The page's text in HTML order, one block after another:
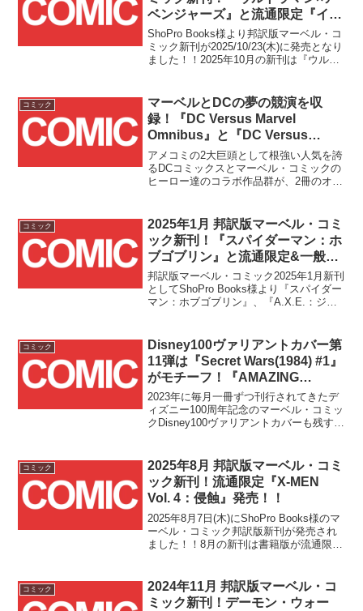
ベンジャーズ』と流通限定『イモ
ータルX-MEN Vol. 3:不和』が発
売！！
ShoPro Books様より邦訳版マーベル・コ
ミック新刊が2025/10/23(木)に発売となり
ました！！2025年10月の新刊は『ウルト
す！！『ウルト...
コミック
マーベルとDCの夢の競演を収
録！『DC Versus Marvel
Omnibus』と『DC Versus
Marvel: The Amalgam Age
Omnibus』の2冊が米国
2024/9/24(火)発売！！
アメコミの2大巨頭として根強い人気を誇
るDCコミックスとマーベル・コミックの
ヒーロー達のコラボ作品群が、2冊のオム
英語表記ではありますが、日本国内でも
入手可能となっておりますので、この貴
重な作品集をお見逃しなく！！
コミック
2025年1月 邦訳版マーベル・コミ
ック新刊！『スパイダーマン：ホ
ブゴブリン』と流通限定&一般流
通の『A.X.E.：ジャッジメント・
デイ』2冊が発売！！
邦訳版マーベル・コミック2025年1月新刊
としてShoPro Books様より『スパイダー
マン：ホブゴブリン』、『A.X.E.：ジャ
パニオン』の3冊が1/23(木)に一挙発売で
す！！
コミック
Disney100ヴァリアントカバー第
11弾は『Secret Wars(1984) #1』
がモチーフ！『AMAZING
SPIDER-MAN #37』の国内販売
が2023/11/11(土)よりスター
ト！！
2023年に毎月一冊ずつ刊行されてきたデ
ィズニー100周年記念のマーベル・コミッ
クDisney100ヴァリアントカバーも残すと
SPIDER-MAN #37』の国内販売が本日
2023/11/11(土)よりスタートしました！！
コミック
2025年8月 邦訳版マーベル・コミ
ック新刊！流通限定『X-MEN
Vol. 4：侵蝕』発売！！
2025年8月7日(木)にShoPro Books様のマ
ーベル・コミック邦訳版新刊が発売され
ました！！8月の新刊は書籍版が流通限定
が印象的！！■商品情報『X...
コミック
2024年11月 邦訳版マーベル・コ
ミック新刊！デーモン・ウォー